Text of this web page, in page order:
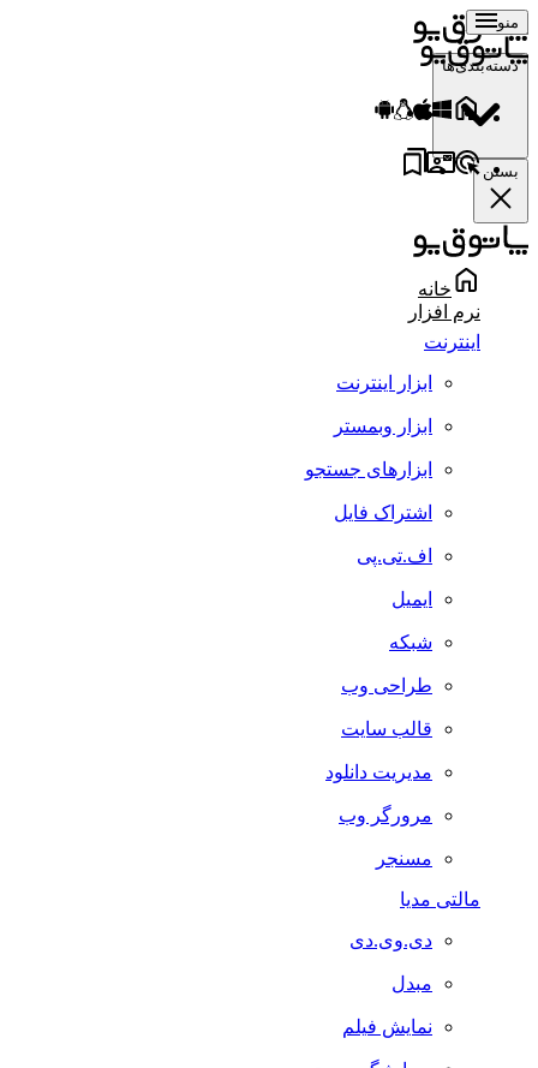
منو
دسته‌بندی‌ها
بستن
خانه
نرم افزار
اینترنت
ابزار اینترنت
ابزار وبمستر
ابزارهای جستجو
اشتراک فایل
اف.تی.پی
ایمیل
شبکه
طراحی وب
قالب سایت
مدیریت دانلود
مرورگر وب
مسنجر
مالتی مدیا
دی.وی.دی
مبدل
نمایش فیلم